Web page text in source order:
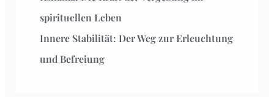
spirituellen Leben
Innere Stabilität: Der Weg zur Erleuchtung
und Befreiung